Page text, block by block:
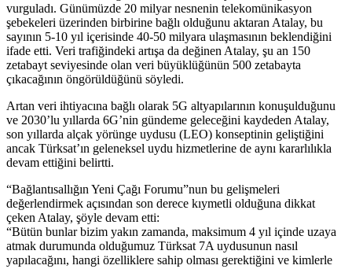
vurguladı. Günümüzde 20 milyar nesnenin telekomünikasyon
şebekeleri üzerinden birbirine bağlı olduğunu aktaran Atalay, bu
sayının 5-10 yıl içerisinde 40-50 milyara ulaşmasının beklendiğini
ifade etti. Veri trafiğindeki artışa da değinen Atalay, şu an 150
zetabayt seviyesinde olan veri büyüklüğünün 500 zetabayta
çıkacağının öngörüldüğünü söyledi.
Artan veri ihtiyacına bağlı olarak 5G altyapılarının konuşulduğunu
ve 2030’lu yıllarda 6G’nin gündeme geleceğini kaydeden Atalay,
son yıllarda alçak yörünge uydusu (LEO) konseptinin geliştiğini
ancak Türksat’ın geleneksel uydu hizmetlerine de aynı kararlılıkla
devam ettiğini belirtti.
“Bağlantısallığın Yeni Çağı Forumu”nun bu gelişmeleri
değerlendirmek açısından son derece kıymetli olduğuna dikkat
çeken Atalay, şöyle devam etti:
“Bütün bunlar bizim yakın zamanda, maksimum 4 yıl içinde uzaya
atmak durumunda olduğumuz Türksat 7A uydusunun nasıl
yapılacağını, hangi özelliklere sahip olması gerektiğini ve kimlerle